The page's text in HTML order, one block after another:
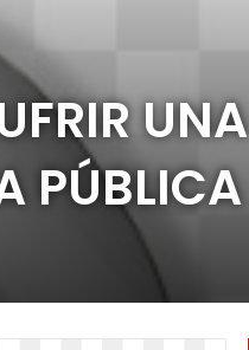
UNA
PÚBLICA